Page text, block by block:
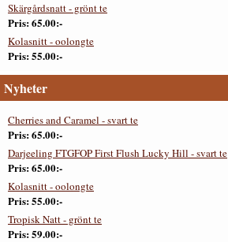
Skärgårdsnatt - grönt te
Pris 65.00:-
Kolasnitt - oolongte
Pris 55.00:-
Nyheter
Cherries and Caramel - svart te
Pris 65.00:-
Darjeeling FTGFOP First Flush Lucky Hill - svart te
Pris 65.00:-
Kolasnitt - oolongte
Pris 55.00:-
Tropisk Natt - grönt te
Pris 59.00:-